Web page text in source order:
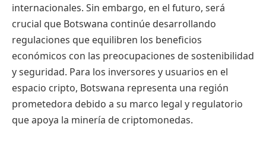
internacionales. Sin embargo, en el futuro, será
crucial que Botswana continúe desarrollando
regulaciones que equilibren los beneficios
económicos con las preocupaciones de sostenibilidad
y seguridad. Para los inversores y usuarios en el
espacio cripto, Botswana representa una región
prometedora debido a su marco legal y regulatorio
que apoya la minería de criptomonedas.